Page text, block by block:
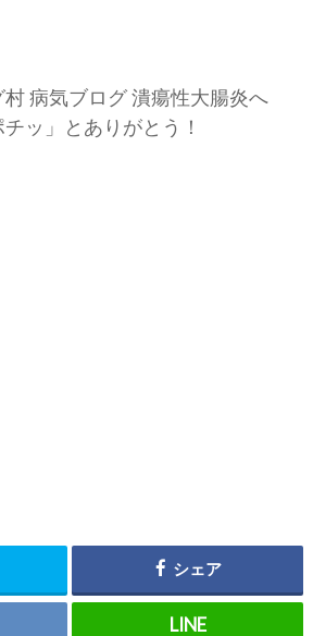
チッ」とありがとう！
シェア